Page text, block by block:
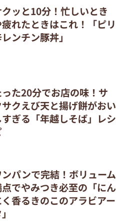
ッと10分！忙しいとき
れたときはこれ！「ピリ
ンチン豚丼」
た20分でお店の味！サ
クえび天と揚げ餅がおい
すぎる「年越しそば」レシ
ンパンで完結！ボリューム
でやみつき必至の「にん
く香るきのこのアラビアー